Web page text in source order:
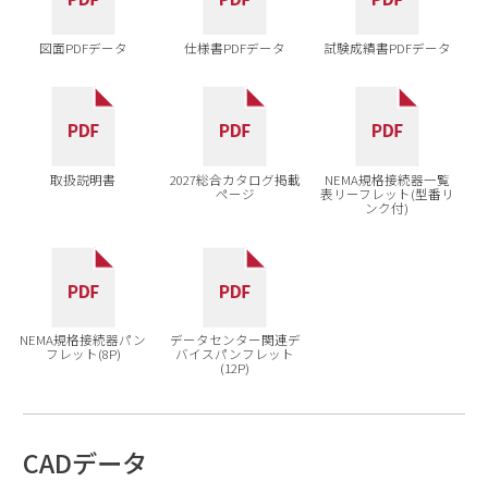
図面PDFデータ 仕様書PDFデータ 試験成績書PDFデータ
取扱説明書
2027総合カタログ掲載
ページ
NEMA規格接続器一覧
表リーフレット(型番リ
ンク付)
NEMA規格接続器パン
フレット(8P)
データセンター関連デ
バイスパンフレット
(12P)
CADデータ